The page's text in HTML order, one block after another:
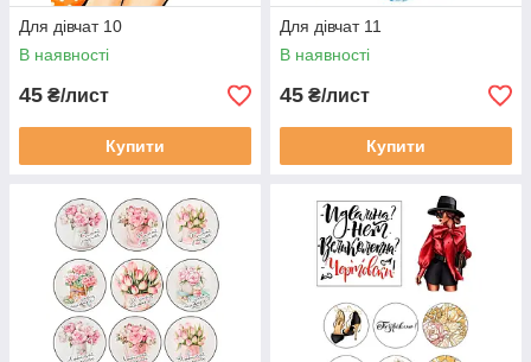
Для дівчат 10
В наявності
45 ₴/лист
Купити
Для дівчат 11
В наявності
45 ₴/лист
Купити